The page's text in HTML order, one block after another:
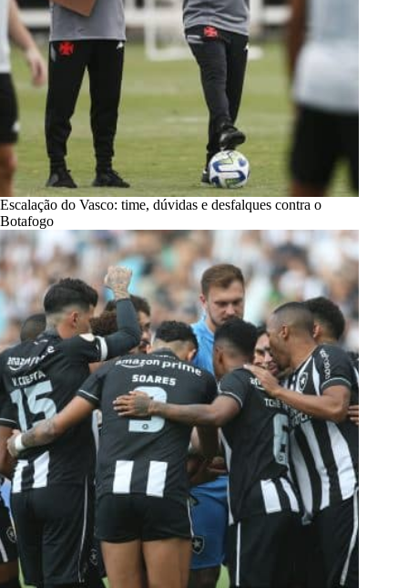
Escalação do Vasco: time, dúvidas e desfalques contra o
Botafogo